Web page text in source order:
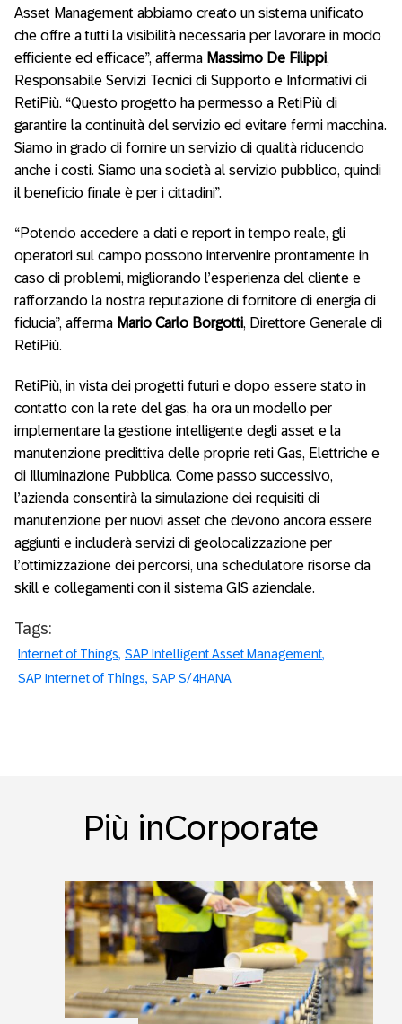
Asset Management abbiamo creato un sistema unificato
che offre a tutti la visibilità necessaria per lavorare in modo
efficiente ed efficace”, afferma Massimo De Filippi,
Responsabile Servizi Tecnici di Supporto e Informativi di
RetiPiù. “Questo progetto ha permesso a RetiPiù di
garantire la continuità del servizio ed evitare fermi macchina.
Siamo in grado di fornire un servizio di qualità riducendo
anche i costi. Siamo una società al servizio pubblico, quindi
il beneficio finale è per i cittadini”.
“Potendo accedere a dati e report in tempo reale, gli
operatori sul campo possono intervenire prontamente in
caso di problemi, migliorando l’esperienza del cliente e
rafforzando la nostra reputazione di fornitore di energia di
fiducia”, afferma Mario Carlo Borgotti, Direttore Generale di
RetiPiù.
RetiPiù, in vista dei progetti futuri e dopo essere stato in
contatto con la rete del gas, ha ora un modello per
implementare la gestione intelligente degli asset e la
manutenzione predittiva delle proprie reti Gas, Elettriche e
di Illuminazione Pubblica. Come passo successivo,
l’azienda consentirà la simulazione dei requisiti di
manutenzione per nuovi asset che devono ancora essere
aggiunti e includerà servizi di geolocalizzazione per
l’ottimizzazione dei percorsi, una schedulatore risorse da
skill e collegamenti con il sistema GIS aziendale.
Tags:
Internet of Things SAP Intelligent Asset Management
SAP Internet of Things SAP S/4HANA
Più inCorporate